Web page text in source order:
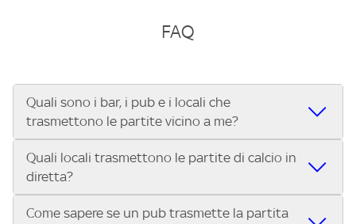
FAQ
Quali sono i bar, i pub e i locali che
trasmettono le partite vicino a me?
Se cerchi un bar, pub, ristorante o locale vicino a te per
vedere le partite di Serie A ENILIVE, la Serie C Sky Wifi, la
UEFA Champions League, la UEFA Europa League, la UEFA
Conference League, il Tennis, la Formula 1®, la MotoGP™ e
Quali locali trasmettono le partite di calcio in
diretta?
Vuoi sapere quali bar, pub o ristoranti mostrano le partite
Come sapere se un pub trasmette la partita